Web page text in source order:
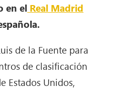
en el Real Madrid
de la Fuente para
de clasificación
Estados Unidos,